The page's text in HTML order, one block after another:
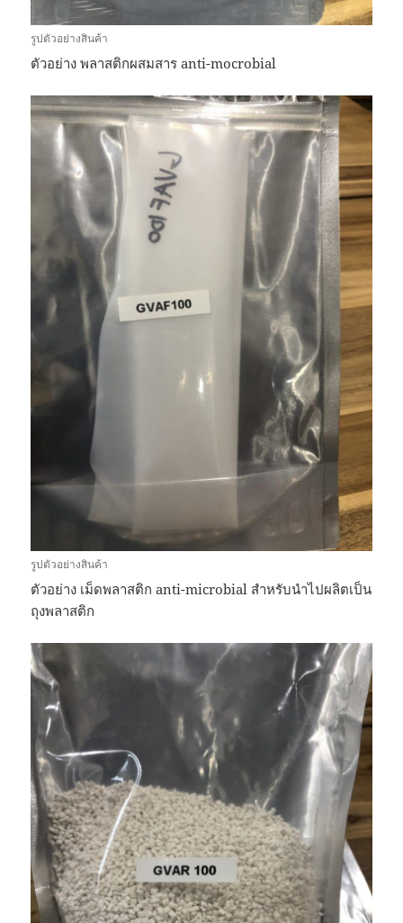
รูปตัวอย่างสินค้า
ตัวอย่าง พลาสติกผสมสาร anti-mocrobial
รูปตัวอย่างสินค้า
ตัวอย่าง เม็ดพลาสติก anti-microbial สำหรับนำไปผลิตเป็น
ถุงพลาสติก